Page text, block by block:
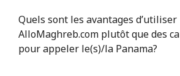
Portugal
Ligne fixe ⁦1.5¢⁩
Quels sont les avantages d’utiliser
AlloMaghreb.com plutôt que des
pour appeler le(s)/la Panama?